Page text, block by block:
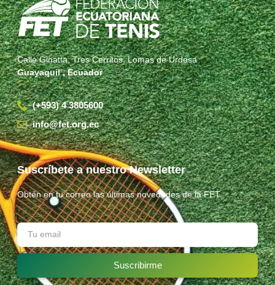
Calle Ginatta, Tres Cerritos, Lomas de Urdesa
Guayaquil , Ecuador
(+593) 4 3805600
info@fet.org.ec
Suscríbete a nuestro Newsletter
Obtén en tu correo las últimas novedades de la FET.
Suscribirme